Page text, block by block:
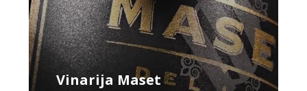
Vinarija Maset